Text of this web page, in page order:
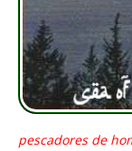
pescadores de